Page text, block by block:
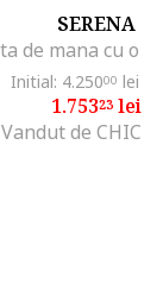
SERENA
Initial: 4.25000 lei
1.75323lei
Vandut de CHIC